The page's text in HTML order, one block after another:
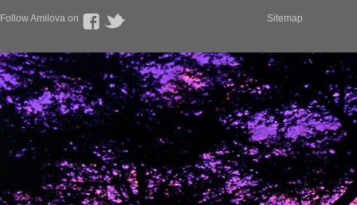
Follow Amilova on Sitemap